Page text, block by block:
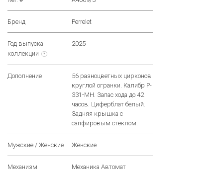
Бренд Perrelet
Год выпуска
коллекции
?
2025
Дополнение
56 разноцветных цирконов
круглой огранки. Калибр P-
331-MH. Запас хода до 42
часов. Циферблат белый.
Задняя крышка с
сапфировым стеклом.
Мужские / Женские Женские
Механизм Механика Автомат